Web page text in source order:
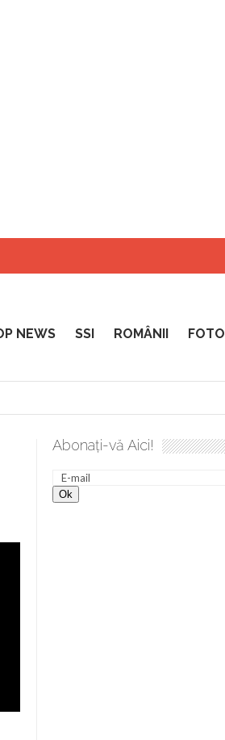
NEWS SSI ROMÂNII
de Elena Solunca Moise
Abonați-vă Aici!